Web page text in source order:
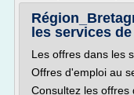
les services de
Les offres dans les
Offres d'emploi au
Consultez les offres